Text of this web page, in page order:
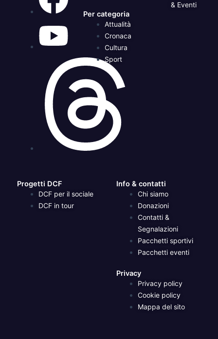
Per categoria
Attualità
Cronaca
Cultura
Sport
& Eventi
Progetti DCF
DCF per il sociale
DCF in tour
Info & contatti
Chi siamo
Donazioni
Contatti &
Segnalazioni
Pacchetti sportivi
Pacchetti eventi
Privacy
Privacy policy
Cookie policy
Mappa del sito